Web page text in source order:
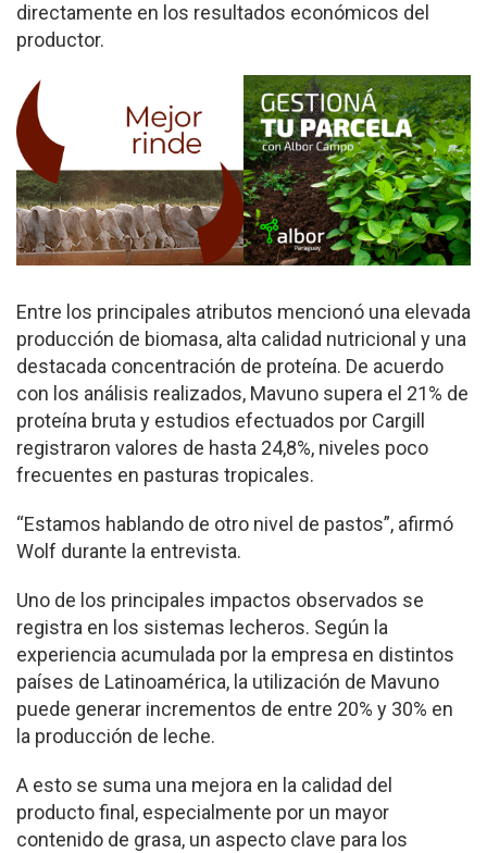
directamente en los resultados económicos del
productor.
Entre los principales atributos mencionó una elevada
producción de biomasa, alta calidad nutricional y una
destacada concentración de proteína. De acuerdo
con los análisis realizados, Mavuno supera el 21% de
proteína bruta y estudios efectuados por Cargill
registraron valores de hasta 24,8%, niveles poco
frecuentes en pasturas tropicales.
“Estamos hablando de otro nivel de pastos”, afirmó
Wolf durante la entrevista.
Uno de los principales impactos observados se
registra en los sistemas lecheros. Según la
experiencia acumulada por la empresa en distintos
países de Latinoamérica, la utilización de Mavuno
puede generar incrementos de entre 20% y 30% en
la producción de leche.
A esto se suma una mejora en la calidad del
producto final, especialmente por un mayor
contenido de grasa, un aspecto clave para los